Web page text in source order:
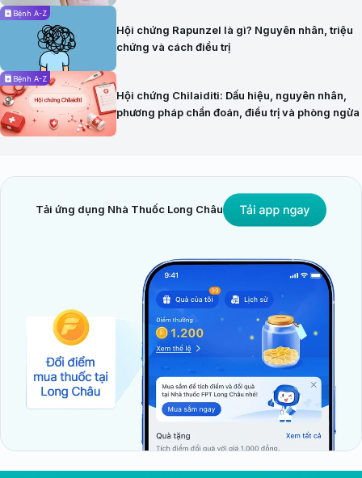
Bệnh A-Z
Hội chứng Rapunzel là gì? Nguyên nhân, triệu
chứng và cách điều trị
Bệnh A-Z
Hội chứng Chilaiditi: Dấu hiệu, nguyên nhân,
phương pháp chẩn đoán, điều trị và phòng ngừa
Tải ứng dụng Nhà Thuốc Long Châu